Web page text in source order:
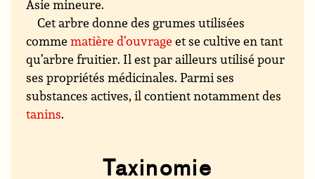
Asie mineure.
Cet arbre donne des grumes utilisées
commematière d’ouvrage et se cultive en tant
qu’arbre fruitier. Il est par ailleurs utilisé pour
ses propriétés médicinales. Parmi ses
substances actives, il contient notamment des
tanins.
Taxinomie